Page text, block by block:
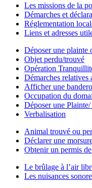
Les missions de la
Démarches et
Réglementation
Liens et adresses
Déposer une plainte
Objet perdu/trouvé
Opération
Démarches relatives
Afficher une
Occupation du
Déposer une
Verbalisation
Animal trouvé ou
Déclarer une
Obtenir un permis
Le brûlage à l’air
Les nuisances